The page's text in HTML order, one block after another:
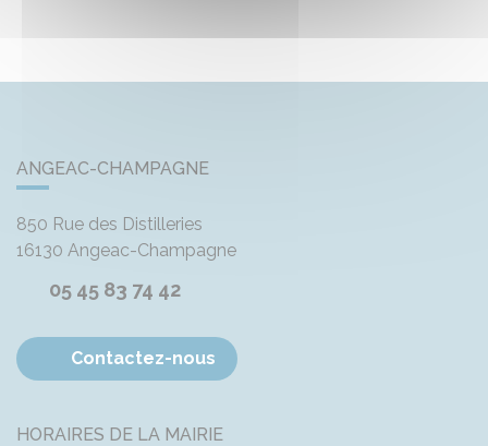
ANGEAC-CHAMPAGNE
850 Rue des Distilleries
16130 Angeac-Champagne
05 45 83 74 42
Contactez-nous
HORAIRES DE LA MAIRIE